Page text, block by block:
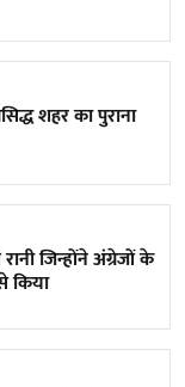
शहर का पुराना
जिन्होंने अंग्रेजों के
किया